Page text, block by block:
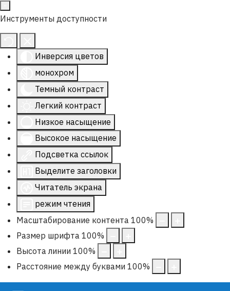
Инструменты доступности
Инверсия цветов
монохром
Темный контраст
Легкий контраст
Низкое насыщение
Высокое насыщение
Подсветка ссылок
Выделите заголовки
Читатель экрана
режим чтения
Масштабирование контента 100%
Размер шрифта 100%
Высота линии 100%
Расстояние между буквами 100%